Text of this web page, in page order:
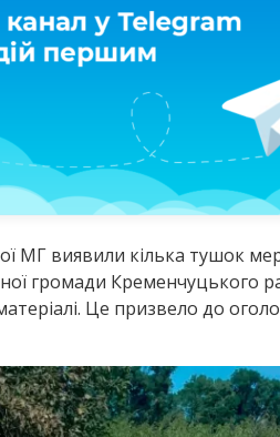
МГ виявили кілька тушок
громади Кременчуцького
Це призвело до